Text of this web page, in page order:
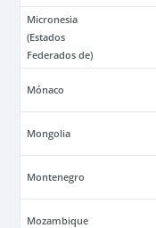
Micronesia
(Estados
Federados de)
Mónaco
Mongolia
Montenegro
Mozambique